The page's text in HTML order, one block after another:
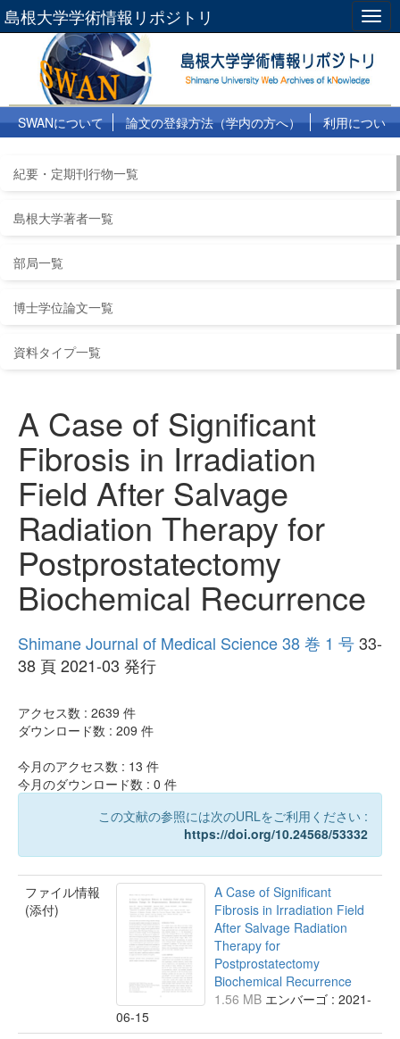
島根大学学術情報リポジトリ
SWANについて 論文の登録方法（学内の方へ）
利用につい
紀要・定期刊行物一覧
島根大学著者一覧
部局一覧
博士学位論文一覧
資料タイプ一覧
A Case of Significant
Fibrosis in Irradiation
Field After Salvage
Radiation Therapy for
Postprostatectomy
Biochemical Recurrence
Shimane Journal of Medical Science 38 巻 1 号33-
38 頁 2021-03 発行
アクセス数 : 2639 件
ダウンロード数 : 209 件
今月のアクセス数 : 13 件
今月のダウンロード数 : 0 件
この文献の参照には次のURLをご利用ください :
https://doi.org/10.24568/53332
ファイル情報
(添付)
A Case of Significant
Fibrosis in Irradiation Field
After Salvage Radiation
Therapy for
Postprostatectomy
Biochemical Recurrence
1.56 MB エンバーゴ : 2021-
06-15